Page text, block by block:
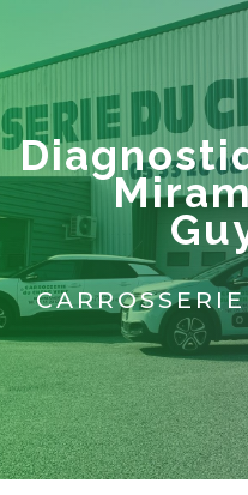
diagnostique véhicule
Panneau de gestion des